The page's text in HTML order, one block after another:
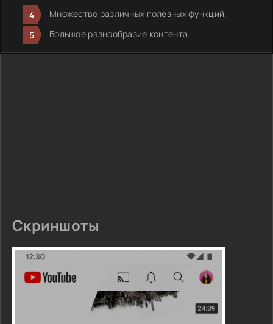
Множество различных полезных функций.
Большое разнообразие контента.
Скриншоты